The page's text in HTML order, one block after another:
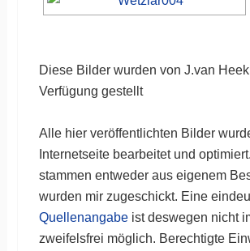
Diese Bilder wurden von J.van
Verfügung gestellt
Alle hier veröffentlichten Bilder
Internetseite bearbeitet und
stammen entweder aus eigenem
wurden mir zugeschickt. Eine
Quellenangabeist deswegen nicht
zweifelsfrei möglich. Berechtigte